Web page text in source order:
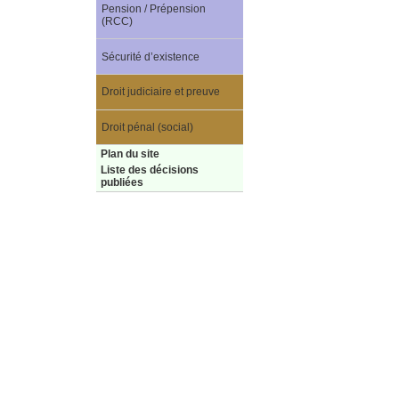
Pension / Prépension
(RCC)
Sécurité d’existence
Droit judiciaire et preuve
Droit pénal (social)
Plan du site
Liste des décisions
publiées